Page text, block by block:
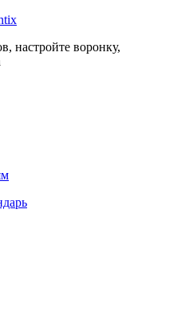
настройте воронку,